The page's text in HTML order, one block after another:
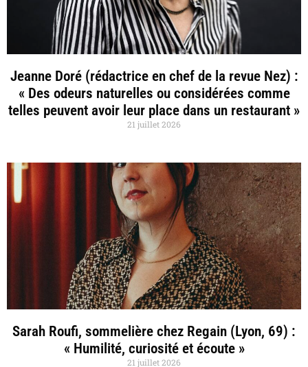
Jeanne Doré (rédactrice en chef de la revue Nez) :
« Des odeurs naturelles ou considérées comme
telles peuvent avoir leur place dans un restaurant »
21 juillet 2026
Sarah Roufi, sommelière chez Regain (Lyon, 69) :
« Humilité, curiosité et écoute »
21 juillet 2026